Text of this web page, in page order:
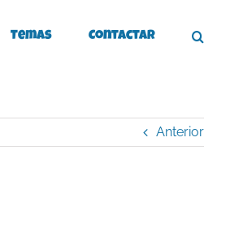
Temas Contactar
Anterior